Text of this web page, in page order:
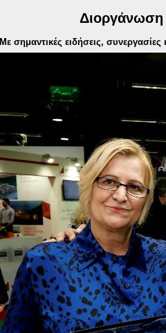
Διοργάνωση
Με σημαντικές ειδήσεις,